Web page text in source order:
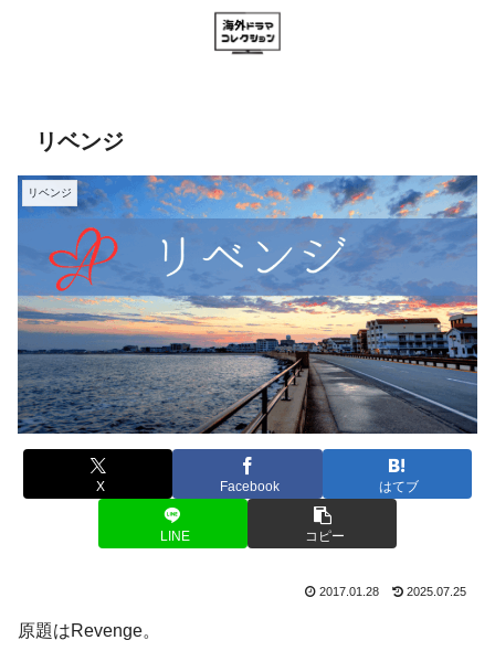
リベンジ
リベンジ
X Facebook はてブ
LINE コピー
2017.01.28 2025.07.25
原題はRevenge。